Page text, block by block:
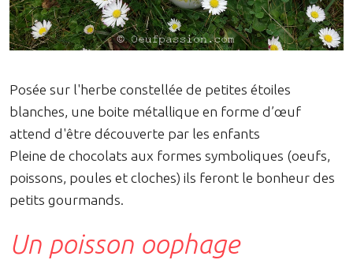
Posée sur l'herbe constellée de petites étoiles
blanches, une boite métallique en forme d’œuf
attend d'être découverte par les enfants
Pleine de chocolats aux formes symboliques (oeufs,
poissons, poules et cloches) ils feront le bonheur des
petits gourmands.
Un poisson oophage